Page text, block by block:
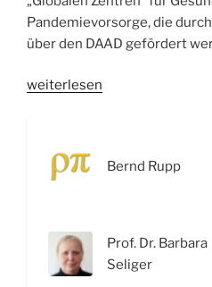
Pandemievorsorge, die
über den DAAD gefördert
„WSR056
weiterlesen
Bernd Rupp
Prof. Dr. Barbara
Seliger